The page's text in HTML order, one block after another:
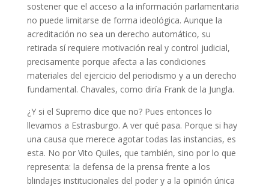
sostener que el acceso a la información parlamentaria
no puede limitarse de forma ideológica. Aunque la
acreditación no sea un derecho automático, su
retirada sí requiere motivación real y control judicial,
precisamente porque afecta a las condiciones
materiales del ejercicio del periodismo y a un derecho
fundamental. Chavales, como diría Frank de la Jungla.
¿Y si el Supremo dice que no? Pues entonces lo
llevamos a Estrasburgo. A ver qué pasa. Porque si hay
una causa que merece agotar todas las instancias, es
esta. No por Vito Quiles, que también, sino por lo que
representa: la defensa de la prensa frente a los
blindajes institucionales del poder y a la opinión única